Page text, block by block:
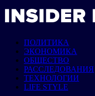
ПОЛИТИКА
ЭКОНОМИКА
ОБЩЕСТВО
РАССЛЕДОВАНИЯ
ТЕХНОЛОГИИ
LIFE STYLE